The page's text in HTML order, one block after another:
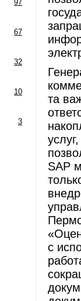
97
67
32
10
3
та
SAP
с